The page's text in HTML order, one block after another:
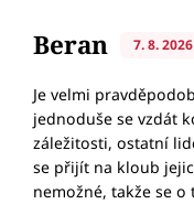
Beran 7. 8. 2026
Je velmi
jednoduše se vzdát
záležitosti, ostatní
se přijít na kloub
nemožné, takže se